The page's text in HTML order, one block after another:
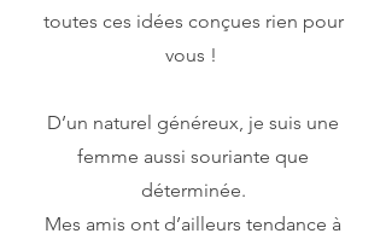
toutes ces idées conçues rien pour
vous !
D’un naturel généreux, je suis une
femme aussi souriante que
déterminée.
Mes amis ont d’ailleurs tendance à